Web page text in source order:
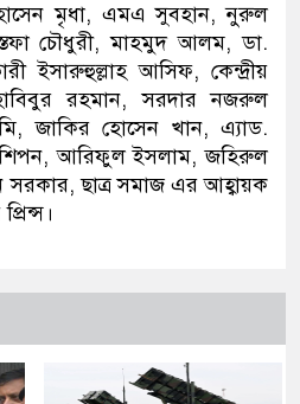
মৃধা, এমএ সুবহান, নুরুল
চৌধুরী, মাহমুদ আলম, ডা.
ইসারুহুল্লাহ আসিফ, কেন্দ্রীয়
রহমান, সরদার নজরুল
জাকির হোসেন খান, এ্যাড.
শিপন, আরিফুল ইসলাম, জহিরুল
ছাত্র সমাজ এর আহ্বায়ক